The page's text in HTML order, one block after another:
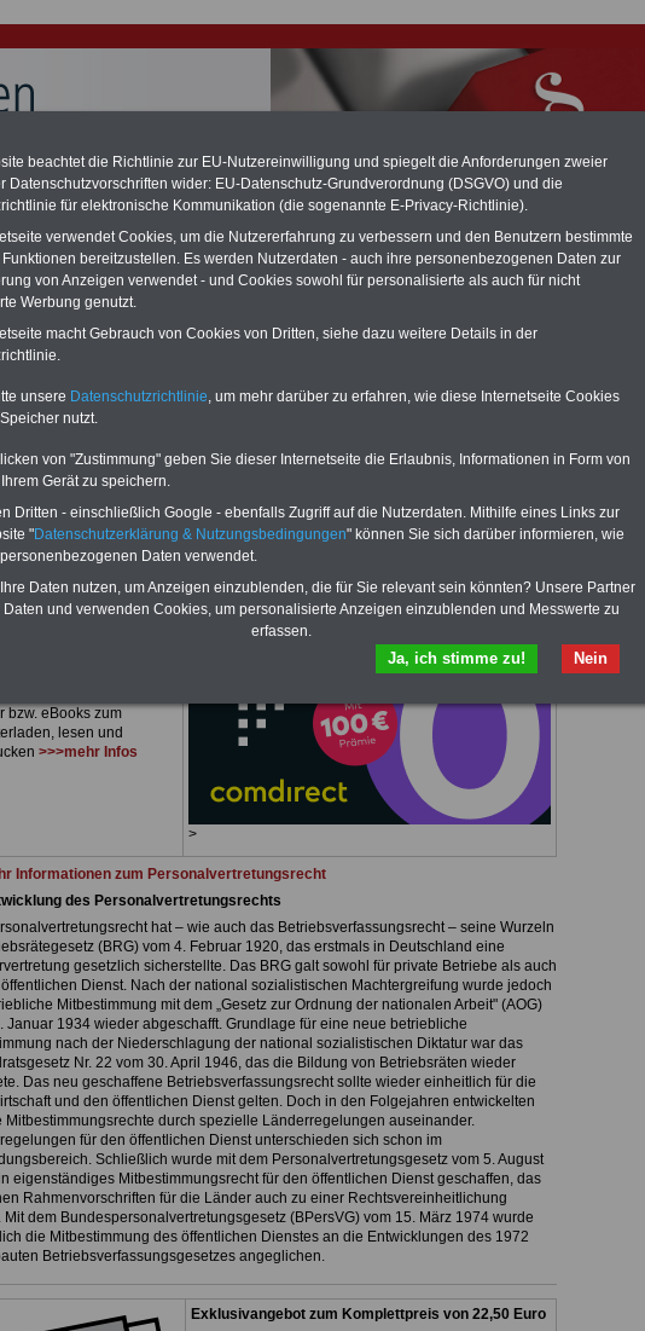
hat die Berliner Landesbesoldung für verfassungs-
(Berlin muss bisMärz 2027 eine Neuregelung der Besoldung
Auch beim Bund (Beamte & Ruhestandsbeamte) gibt es teilweise
(Medienberichten zufolge liegt diese für
heraus, die unmittelbar nach dem Beschluss des Gesetzentwurfs der
vorgelegt wird (im II. Quartal.2026) >>>
des Personalvertretungsrechts
nur 15 Euro
von nur 15,00
einer Laufzeit von 12
bleiben Sie zu den
Fragen des
bzw. eBooks zum
lesen und
>>>mehr Infos
>
Informationen zum Personalvertretungsrecht
des Personalvertretungsrechts
hat – wie auch das Betriebsverfassungsrecht – seine Wurzeln
(BRG) vom 4. Februar 1920, das erstmals in Deutschland eine
gesetzlich sicherstellte. Das BRG galt sowohl für private Betriebe als auch
Dienst. Nach der national sozialistischen Machtergreifung wurde jedoch
Mitbestimmung mit dem „Gesetz zur Ordnung der nationalen Arbeit" (AOG)
Januar 1934 wieder abgeschafft. Grundlage für eine neue betriebliche
nach der Niederschlagung der national sozialistischen Diktatur war das
Nr. 22 vom 30. April 1946, das die Bildung von Betriebsräten wieder
Das neu geschaffene Betriebsverfassungsrecht sollte wieder einheitlich für die
und den öffentlichen Dienst gelten. Doch in den Folgejahren entwickelten
Mitbestimmungsrechte durch spezielle Länderregelungen auseinander.
für den öffentlichen Dienst unterschieden sich schon im
Schließlich wurde mit dem Personalvertretungsgesetz vom 5. August
eigenständiges Mitbestimmungsrecht für den öffentlichen Dienst geschaffen, das
Rahmenvorschriften für die Länder auch zu einer Rechtsvereinheitlichung
Mit dem Bundespersonalvertretungsgesetz (BPersVG) vom 15. März 1974 wurde
die Mitbestimmung des öffentlichen Dienstes an die Entwicklungen des 1972
Betriebsverfassungsgesetzes angeglichen.
Exklusivangebot zum Komplettpreis von 22,50 Euro
beachtet die Richtlinie zur EU-Nutzereinwilligung und spiegelt die Anforderungen zweier
Datenschutzvorschriften wider: EU-Datenschutz-Grundverordnung (DSGVO) und die
für elektronische Kommunikation (die sogenannte E-Privacy-Richtlinie).
verwendet Cookies, um die Nutzererfahrung zu verbessern und den Benutzern bestimmte
Funktionen bereitzustellen. Es werden Nutzerdaten - auch ihre personenbezogenen Daten zur
von Anzeigen verwendet - und Cookies sowohl für personalisierte als auch für nicht
Werbung genutzt.
macht Gebrauch von Cookies von Dritten, siehe dazu weitere Details in der
unsere Datenschutzrichtlinie, um mehr darüber zu erfahren, wie diese Internetseite Cookies
nutzt.
von "Zustimmung" geben Sie dieser Internetseite die Erlaubnis, Informationen in Form von
Gerät zu speichern.
Dritten - einschließlich Google - ebenfalls Zugriff auf die Nutzerdaten. Mithilfe eines Links zur
"Datenschutzerklärung & Nutzungsbedingungen" können Sie sich darüber informieren, wie
Daten verwendet.
Daten nutzen, um Anzeigen einzublenden, die für Sie relevant sein könnten? Unsere Partner
und verwenden Cookies, um personalisierte Anzeigen einzublenden und Messwerte zu
erfassen.
Nein
Ja, ich stimme zu!